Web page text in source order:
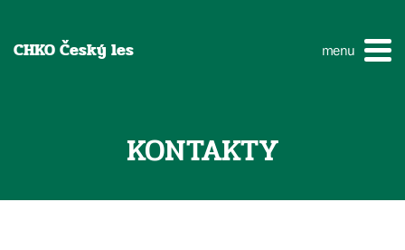
CHKO Český les menu
KONTAKTY